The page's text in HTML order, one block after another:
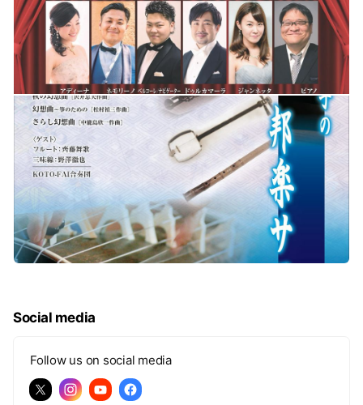
Social media
Follow us on social media